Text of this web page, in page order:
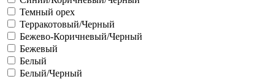
Темный орех
Терракотовый/Черный
Бежево-Коричневый/Черный
Бежевый
Белый
Белый/Черный